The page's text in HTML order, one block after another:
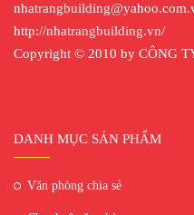
http://nhatrangbuilding.vn/
Copyright © 2010 by CÔNG
DANH MỤC SẢN PHẨM
Văn phòng chia sẻ